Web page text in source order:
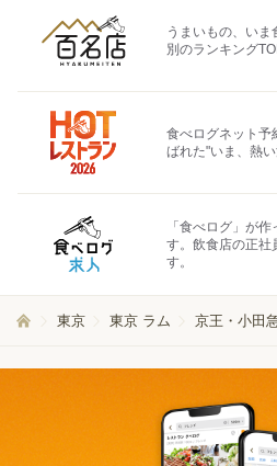
うまいもの、いま
別のランキング
食べログネット予
ばれた"いま、熱
「食べログ」が
す。飲食店の正社
す。
東京 東京 ラム 京王・小田